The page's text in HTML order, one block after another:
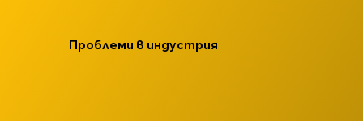
Проблеми в индустрия